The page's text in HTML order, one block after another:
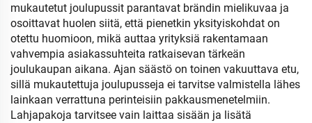
mukautetut joulupussit parantavat brändin mielikuvaa ja
osoittavat huolen siitä, että pienetkin yksityiskohdat on
otettu huomioon, mikä auttaa yrityksiä rakentamaan
vahvempia asiakassuhteita ratkaisevan tärkeän
joulukaupan aikana. Ajan säästö on toinen vakuuttava etu,
sillä mukautettuja joulupusseja ei tarvitse valmistella lähes
lainkaan verrattuna perinteisiin pakkausmenetelmiin.
Lahjapakoja tarvitsee vain laittaa sisään ja lisätä